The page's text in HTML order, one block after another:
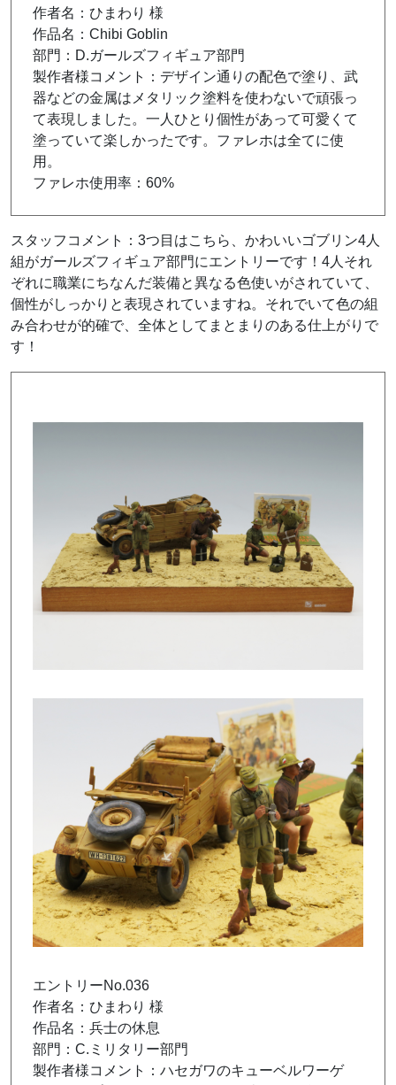
作者名：ひまわり 様
作品名：Chibi Goblin
部門：D.ガールズフィギュア部門
製作者様コメント：デザイン通りの配色で塗り、武
器などの金属はメタリック塗料を使わないで頑張っ
て表現しました。一人ひとり個性があって可愛くて
塗っていて楽しかったです。ファレホは全てに使
用。
ファレホ使用率：60%
スタッフコメント：3つ目はこちら、かわいいゴブリン4人
組がガールズフィギュア部門にエントリーです！4人 それ
ぞれに職業にちなんだ装備と異なる色使いがされていて、
個性がしっかりと表現されていますね。それでいて色の組
み合わせが的確で、 全体としてまとまりのある仕上がりで
す！
エントリーNo.036
作者名：ひまわり 様
作品名：兵士の休息
部門：C.ミリタリー部門
製作者様コメント：ハセガワのキューベルワーゲ